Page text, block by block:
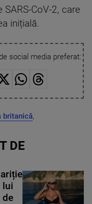
CoV-2, care
inițială.
social media preferat:
britanică,
DE
lui
de